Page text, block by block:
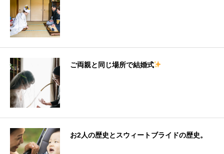
ご両親と同じ場所で結婚式
お2人の歴史とスウィートブライドの歴史。